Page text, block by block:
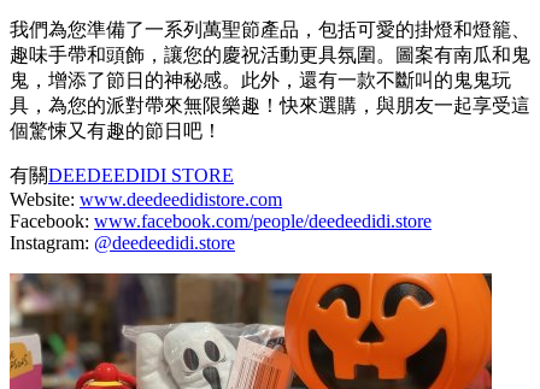
我們為您準備了一系列萬聖節產品，包括可愛的掛燈和燈籠、
趣味手帶和頭飾，讓您的慶祝活動更具氛圍。圖案有南瓜和鬼
鬼，增添了節日的神秘感。此外，還有一款不斷叫的鬼鬼玩
具，為您的派對帶來無限樂趣！快來選購，與朋友一起享受這
個驚悚又有趣的節日吧！
有關DEEDEEDIDI STORE
Website: www.deedeedidistore.com
Facebook: www.facebook.com/people/deedeedidi.store
Instagram: @deedeedidi.store